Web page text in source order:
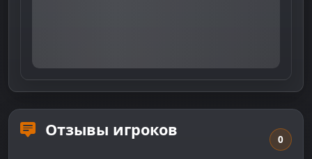
Отзывы игроков 0